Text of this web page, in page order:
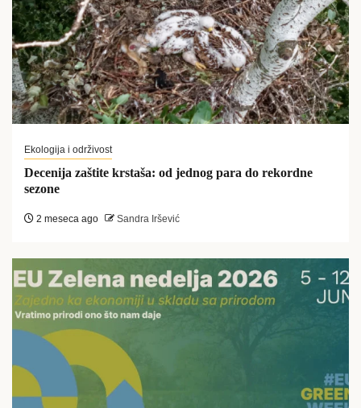
Ekologija i održivost
Decenija zaštite krstaša: od jednog para do rekordne
sezone
2 meseca ago Sandra Iršević